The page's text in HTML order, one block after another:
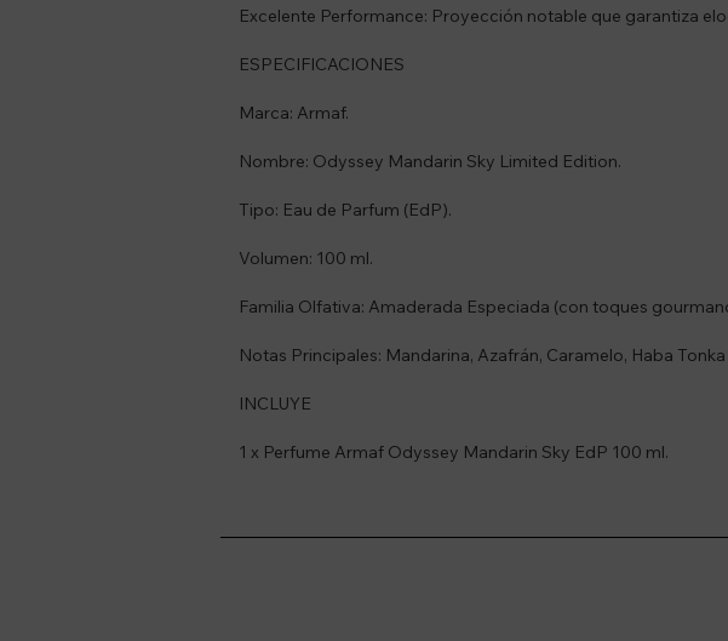
Excelente Performance: Proyección notable que garantiza
ESPECIFICACIONES
Marca: Armaf.
Nombre: Odyssey Mandarin Sky Limited Edition.
Tipo: Eau de Parfum (EdP).
Volumen: 100 ml.
Familia Olfativa: Amaderada Especiada (con toques
Notas Principales: Mandarina, Azafrán, Caramelo, Haba
INCLUYE
1 x Perfume Armaf Odyssey Mandarin Sky EdP 100 ml.